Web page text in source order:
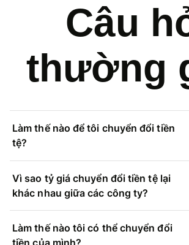
Câu
thường
Làm thế nào để tôi chuyển đổi tiền
tệ?
Vì sao tỷ giá chuyển đổi tiền tệ lại
khác nhau giữa các công ty?
Làm thế nào tôi có thể chuyển đổi